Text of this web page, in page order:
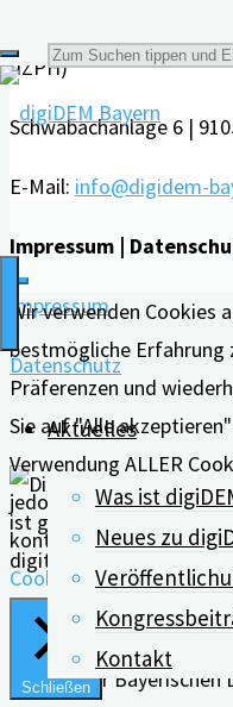
Suchen
Aktuelles
Was ist
Neues zu
Kontakt
(IZPH)
Schwabachanlage 6 |
E-Mail: info@digidem-
Impressum |
Impressum
Datenschutz
Wir verwenden Cookies
bestmögliche Erfahrung
Präferenzen und
Sie auf "Alle
Verwendung ALLER
jedoch die "Cookie-
kontrollierte
Cookie Einstellungen
Schließen